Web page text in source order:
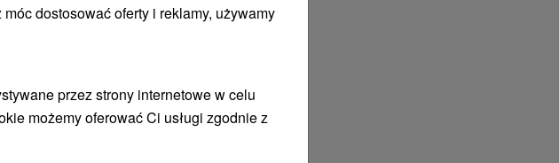
dostosować oferty i reklamy, używamy
przez strony internetowe w celu
możemy oferować Ci usługi zgodnie z